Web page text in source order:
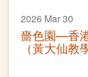
2026 Mar 30
嗇色園—香
（黃大仙教